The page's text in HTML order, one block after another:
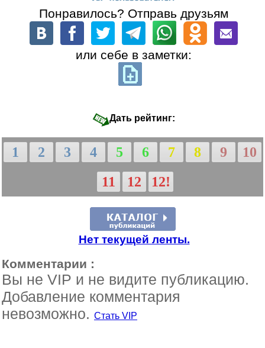
Понравилось? Отправь друзьям
или себе в заметки:
Дать рейтинг:
1 2 3 4 5 6 7 8 9
10
11
12 12!
Нет текущей ленты.
Комментарии :
Вы не VIP и не видите публикацию.
Добавление комментария
невозможно. Стать VIP